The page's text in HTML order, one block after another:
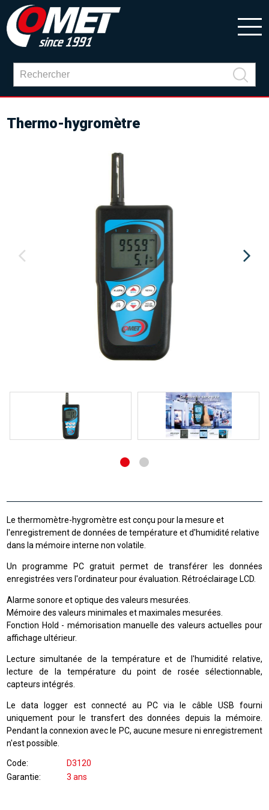
Thermo-hygromètre
Le thermomètre-hygromètre est conçu pour la mesure et
l'enregistrement de données de température et d'humidité relative
dans la mémoire interne non volatile.
Un programme PC gratuit permet de transférer les données
enregistrées vers l'ordinateur pour évaluation. Rétroéclairage LCD.
Alarme sonore et optique des valeurs mesurées.
Mémoire des valeurs minimales et maximales mesurées.
Fonction Hold - mémorisation manuelle des valeurs actuelles pour
affichage ultérieur.
Lecture simultanée de la température et de l'humidité relative,
lecture de la température du point de rosée sélectionnable,
capteurs intégrés.
Le data logger est connecté au PC via le câble USB fourni
uniquement pour le transfert des données depuis la mémoire.
Pendant la connexion avec le PC, aucune mesure ni enregistrement
n'est possible.
Code
D3120
Garantie
3 ans